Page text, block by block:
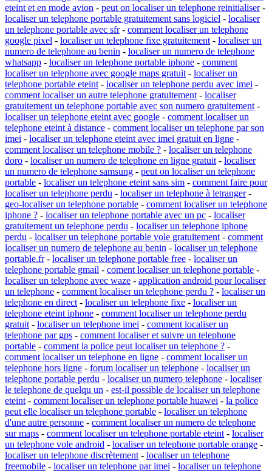
eteint et en mode avion - peut on localiser un telephone reinitialiser-
localiser un telephone portable gratuitement sans logiciel - localiser
un telephone portable avec sfr- comment localiser un telephone
google pixel - localiser un telephone fixe gratuitement - localiser un
numero de telephone au benin - localiser un numero de telephone
whatsapp - localiser un telephone portable iphone - comment
localiser un telephone avec google maps gratuit - localiser un
telephone portable eteint - localiser un telephone perdu avec imei -
comment localiser un autre telephone gratuitement - localiser
gratuitement un telephone portable avec son numero gratuitement -
localiser un telephone eteint avec google - comment localiser un
telephone eteint à distance - comment localiser un telephone par son
imei - localiser un telephone eteint avec imei gratuit en ligne -
comment localiser un telephone mobile ? - localiser un telephone
doro - localiser un numero de telephone en ligne gratuit - localiser
un numero de telephone samsung - peut on localiser un telephone
portable - localiser un telephone eteint sans sim - comment faire pour
localiser un telephone perdu - localiser un telephone à letranger-
geo-localiser un telephone portable - comment localiser un telephone
iphone ? - localiser un telephone portable avec un pc - localiser
gratuitement un telephone perdu - localiser un telephone iphone
perdu - localiser un telephone portable vole gratuitement - comment
localiser un numero de telephone au benin - localiser un telephone
portable.fr- localiser un telephone portable free - localiser un
telephone portable gmail - coment localiser un telephone portable -
localiser un telephone avec waze - application android pour localiser
un telephone - comment localiser un telephone perdu ? - localiser un
telephone en direct - localiser un telephone fixe - localiser un
telephone eteint iphone - comment localiser un telephone perdu
gratuit - localiser un telephone imei - comment localiser un
telephone par gps - comment localiser et suivre un telephone
portable - comment la police peut localiser un telephone ? -
comment localiser un telephone en ligne - comment localiser un
telephone hors ligne - forum localiser un telephone - localiser un
telephone portable perdu - localiser un numero telephone - localiser
le telephone de quelqu un - est-il possible de localiser un telephone
eteint - comment localiser un telephone portable huawei - la police
peut elle localiser un telephone portable - localiser un telephone
d'une autre personne - comment localiser un numero de telephone
sur maps - comment localiser un telephone portable eteint - localiser
un telephone vole android - localiser un telephone portable orange -
localiser un telephone discrètement - localiser un telephone
freemobile - localiser un telephone par imei - localiser un telephone